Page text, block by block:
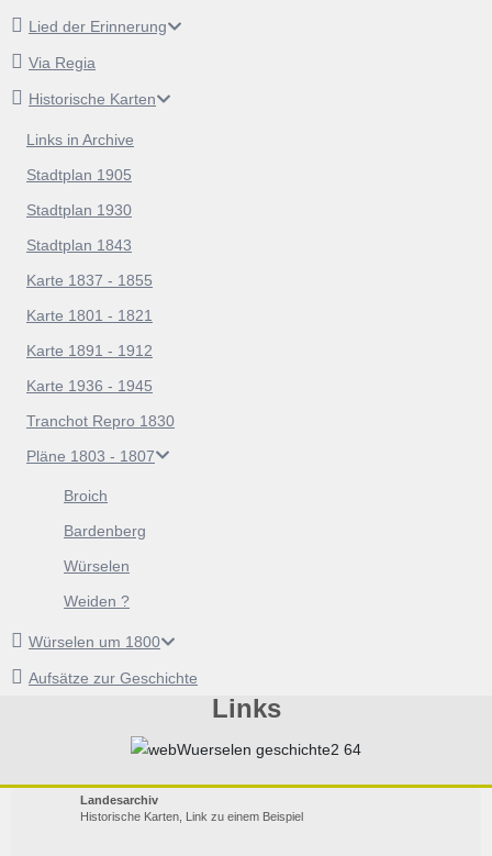
Lied der Erinnerung
Via Regia
Historische Karten
Links in Archive
Stadtplan 1905
Stadtplan 1930
Stadtplan 1843
Karte 1837 - 1855
Karte 1801 - 1821
Karte 1891 - 1912
Karte 1936 - 1945
Tranchot Repro 1830
Pläne 1803 - 1807
Broich
Bardenberg
Würselen
Weiden ?
Würselen um 1800
Aufsätze zur Geschichte
Links
Landesarchiv
Historische Karten, Link zu einem Beispiel